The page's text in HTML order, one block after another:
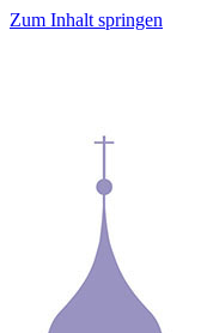
Zum Inhalt springen